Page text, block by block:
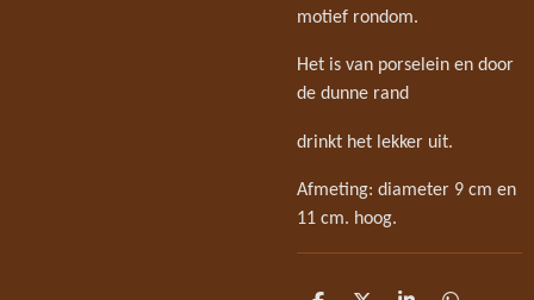
motief rondom.
Het is van porselein en door
de dunne rand
drinkt het lekker uit.
Afmeting: diameter 9 cm en
11 cm. hoog.